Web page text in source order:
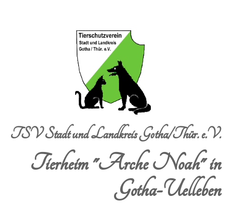
TSV Stadt und Landkreis Gotha/Thür. e.V.
Tierheim "Arche Noah" in
Gotha-Uelleben